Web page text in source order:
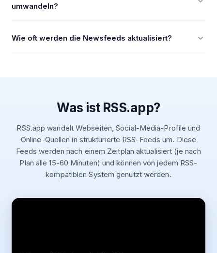
ein- oder ausschließen. Erstellen Sie Filter, um nur die für
Ihr Team relevanten Artikel anzuzeigen und das
Rauschen zu eliminieren.
umwandeln?
umwandeln, so dass Sie sie in Slack lesen, in Dashboards
einbetten oder mit Automatisierungstools verarbeiten
Wie oft werden die Newsfeeds aktualisiert?
Was ist RSS.app?
RSS.app wandelt Webseiten, Social-Media-Profile und
Online-Quellen in strukturierte RSS-Feeds um. Diese
Feeds werden nach einem Zeitplan aktualisiert (je nach
Plan alle 15-60 Minuten) und können von jedem RSS-
kompatiblen System genutzt werden.